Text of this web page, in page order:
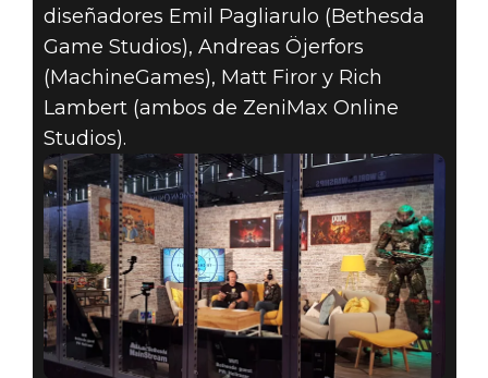
diseñadores Emil Pagliarulo (Bethesda
Game Studios), Andreas Öjerfors
(MachineGames), Matt Firor y Rich
Lambert (ambos de ZeniMax Online
Studios).